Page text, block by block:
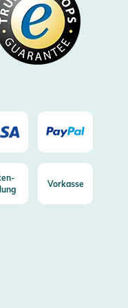
(in DE/AT)
AT)
Vorkasse